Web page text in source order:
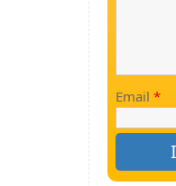
Email *